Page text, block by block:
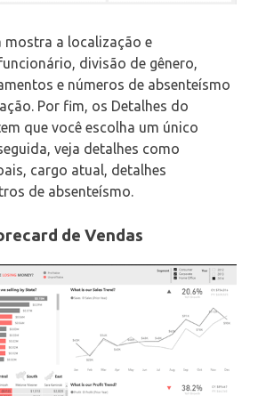
mostra a localização e
divisão de gênero,
e números de absenteísmo
Por fim, os Detalhes do
que você escolha um único
veja detalhes como
cargo atual, detalhes
de absenteísmo.
de Vendas